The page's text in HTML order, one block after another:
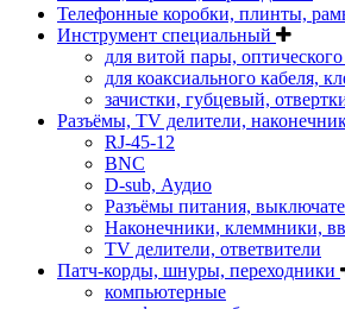
Телефонные коробки, плинты,
Инструмент специальный
для витой пары,
для коаксиального кабеля,
зачистки, губцевый,
Разъёмы, TV делители,
RJ-45-12
BNC
D-sub, Аудио
Разъёмы питания,
Наконечники, клеммники,
ТV делители, ответвители
Патч-корды, шнуры, переходники
компьютерные